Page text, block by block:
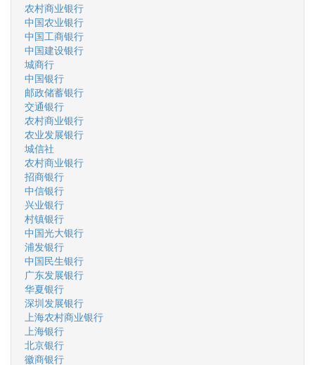
农村商业银行
中国农业银行
中国工商银行
中国建设银行
城商行
中国银行
邮政储蓄银行
交通银行
农村商业银行
农业发展银行
城信社
农村商业银行
招商银行
中信银行
兴业银行
村镇银行
中国光大银行
浦发银行
中国民生银行
广东发展银行
华夏银行
深圳发展银行
上海农村商业银行
上海银行
北京银行
徽商银行